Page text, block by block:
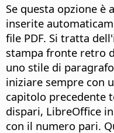
Se questa opzione è
inserite
file PDF. Si tratta
stampa fronte retro
uno stile di
iniziare sempre con
capitolo precedente
dispari, LibreOffice
con il numero pari.